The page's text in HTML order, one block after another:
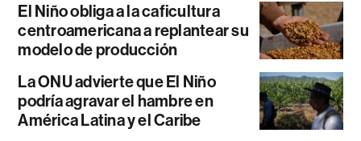
El Niño obliga a la caficultura
centroamericana a replantear su
modelo de producción
La ONU advierte que El Niño
podría agravar el hambre en
América Latina y el Caribe